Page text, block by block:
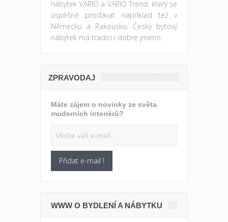
nábytek VARIO a VARIO Trend, který se
úspěšně prodávat například též v
Německu a Rakousku. Český bytový
nábytek má tradici i dobré jméno.
ZPRAVODAJ
Máte zájem o novinky ze světa
moderních interiérů?
Přidat e-mail !
WWW O BYDLENÍ A NÁBYTKU